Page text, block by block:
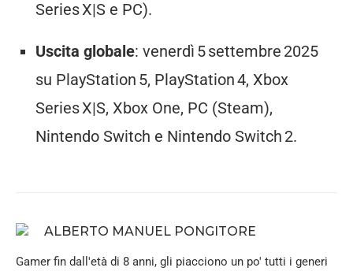
Series X|S e PC).
Uscita globale: venerdì 5 settembre 2025
su PlayStation 5, PlayStation 4, Xbox
Series X|S, Xbox One, PC (Steam),
Nintendo Switch e Nintendo Switch 2.
ALBERTO MANUEL PONGITORE
Gamer fin dall'età di 8 anni, gli piacciono un po' tutti i generi